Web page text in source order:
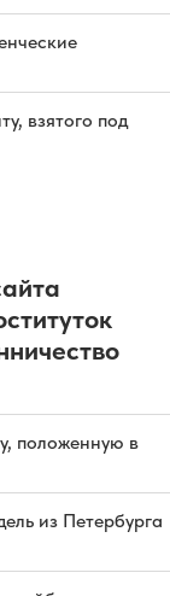
взятого под
положенную в
из Петербурга